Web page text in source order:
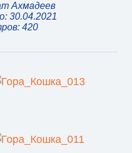
Ахмадеев
30.04.2021
420